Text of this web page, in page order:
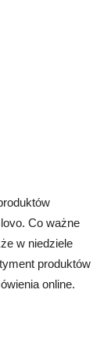
Co ważne
w niedziele
produktów
online.